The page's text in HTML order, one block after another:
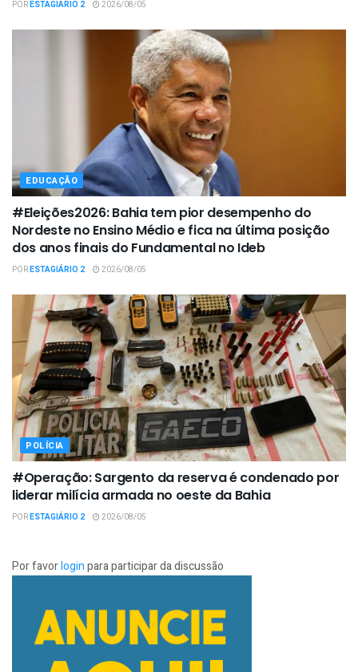
PORESTAGIÁRIO 2 2026/08/05
EDUCAÇÃO
#Eleições2026: Bahia tem pior desempenho do
Nordeste no Ensino Médio e fica na última posição
dos anos finais do Fundamental no Ideb
PORESTAGIÁRIO 2 2026/08/05
POLÍCIA
#Operação: Sargento da reserva é condenado por
liderar milícia armada no oeste da Bahia
PORESTAGIÁRIO 2 2026/08/05
Por favorloginpara participar da discussão